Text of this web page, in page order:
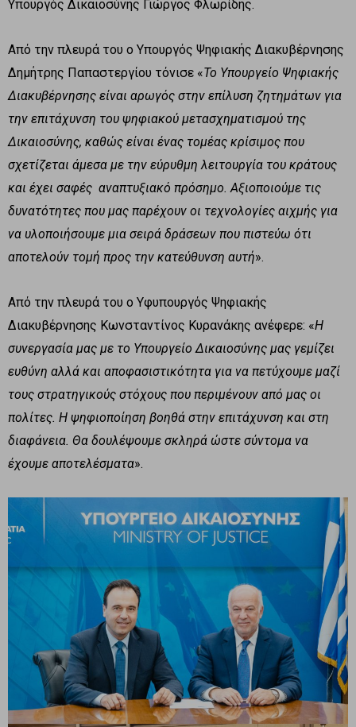
Υπουργός Δικαιοσύνης Γιώργος Φλωρίδης.
Από την πλευρά του ο Υπουργός Ψηφιακής Διακυβέρνησης
Δημήτρης Παπαστεργίου τόνισε «Το Υπουργείο Ψηφιακής
Διακυβέρνησης είναι αρωγός στην επίλυση ζητημάτων για
την επιτάχυνση του ψηφιακού μετασχηματισμού της
Δικαιοσύνης, καθώς είναι ένας τομέας κρίσιμος που
σχετίζεται άμεσα με την εύρυθμη λειτουργία του κράτους
και έχει σαφές αναπτυξιακό πρόσημο. Αξιοποιούμε τις
δυνατότητες που μας παρέχουν οι τεχνολογίες αιχμής για
να υλοποιήσουμε μια σειρά δράσεων που πιστεύω ότι
αποτελούν τομή προς την κατεύθυνση αυτή».
Από την πλευρά του ο Υφυπουργός Ψηφιακής
Διακυβέρνησης Κωνσταντίνος Κυρανάκης ανέφερε: «Η
συνεργασία μας με το Υπουργείο Δικαιοσύνης μας γεμίζει
ευθύνη αλλά και αποφασιστικότητα για να πετύχουμε μαζί
τους στρατηγικούς στόχους που περιμένουν από μας οι
πολίτες. Η ψηφιοποίηση βοηθά στην επιτάχυνση και στη
διαφάνεια. Θα δουλέψουμε σκληρά ώστε σύντομα να
έχουμε αποτελέσματα».